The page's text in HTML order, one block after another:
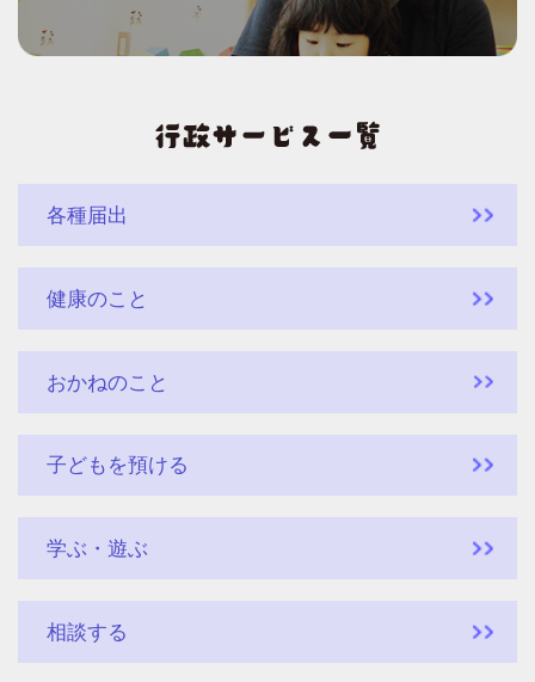
各種届出
健康のこと
おかねのこと
子どもを預ける
学ぶ・遊ぶ
相談する